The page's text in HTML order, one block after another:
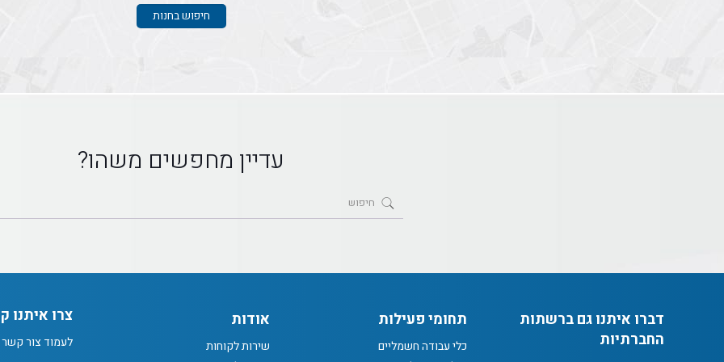
עדיין מחפשים משהו?
דברו איתנו גם ברשתות
החברתיות
תחומי פעילות
כלי עבודה חשמליים
אודות
שירות לקוחות
צרו איתנו
לעמוד צור קשר